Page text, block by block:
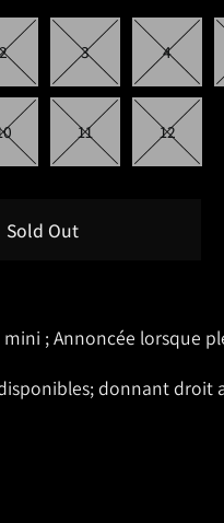
2 3 4
11 12
Sold Out
; Annoncée lorsque
donnant droit